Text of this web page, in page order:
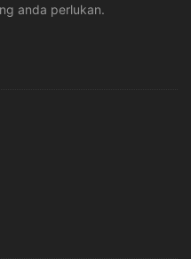
anda perlukan.